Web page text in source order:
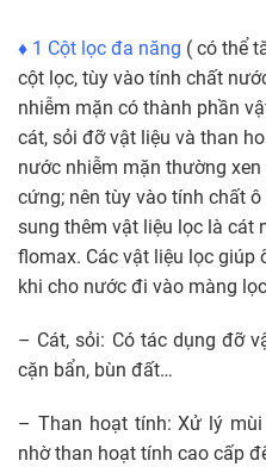
♦ 1 Cột lọc đa năng ( có thể
cột lọc, tùy vào tính chất
nhiễm mặn có thành phần
cát, sỏi đỡ vật liệu và than
nước nhiễm mặn thường
cứng; nên tùy vào tính chất
sung thêm vật liệu lọc là cát
flomax. Các vật liệu lọc
khi cho nước đi vào màng lọc
– Cát, sỏi: Có tác dụng đỡ
cặn bẩn, bùn đất…
– Than hoạt tính: Xử lý
nhờ than hoạt tính cao cấp